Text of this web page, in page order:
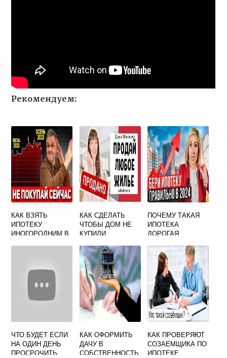
Рекомендуем:
КАК ВЗЯТЬ
ИПОТЕКУ
ИНОГОРОДНИМ В
КАК СДЕЛАТЬ
ЧТОБЫ ДОМ НЕ
КУПИЛИ
ПОЧЕМУ ТАКАЯ
ИПОТЕКА
ДОРОГАЯ
ЧТО БУДЕТ ЕСЛИ
НА ОДИН ДЕНЬ
ПРОСРОЧИТЬ
КАК ОФОРМИТЬ
ДАЧУ В
СОБСТВЕННОСТЬ
КАК ПРОВЕРЯЮТ
СОЗАЕМЩИКА ПО
ИПОТЕКЕ